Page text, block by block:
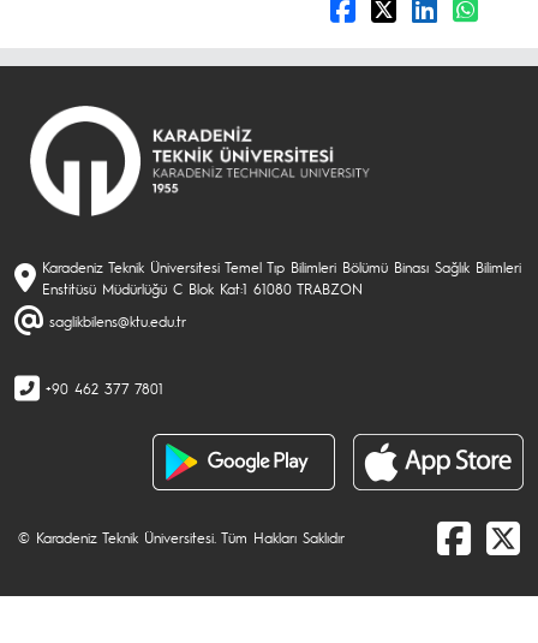
Karadeniz Teknik Üniversitesi Temel Tıp Bilimleri Bölümü Binası Sağlık Bilimleri
Enstitüsü Müdürlüğü C Blok Kat:1 61080 TRABZON
saglikbilens@ktu.edu.tr
+90 462 377 7801
© Karadeniz Teknik Üniversitesi. Tüm Hakları Saklıdır